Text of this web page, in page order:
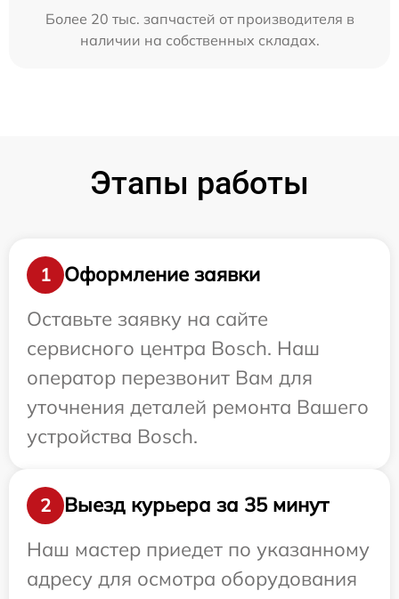
Более 20 тыс. запчастей от производителя в
наличии на собственных складах.
Этапы работы
1
Оформление заявки
Оставьте заявку на сайте
сервисного центра Bosch. Наш
оператор перезвонит Вам для
уточнения деталей ремонта Вашего
устройства Bosch.
2
Выезд курьера за 35 минут
Наш мастер приедет по указанному
адресу для осмотра оборудования